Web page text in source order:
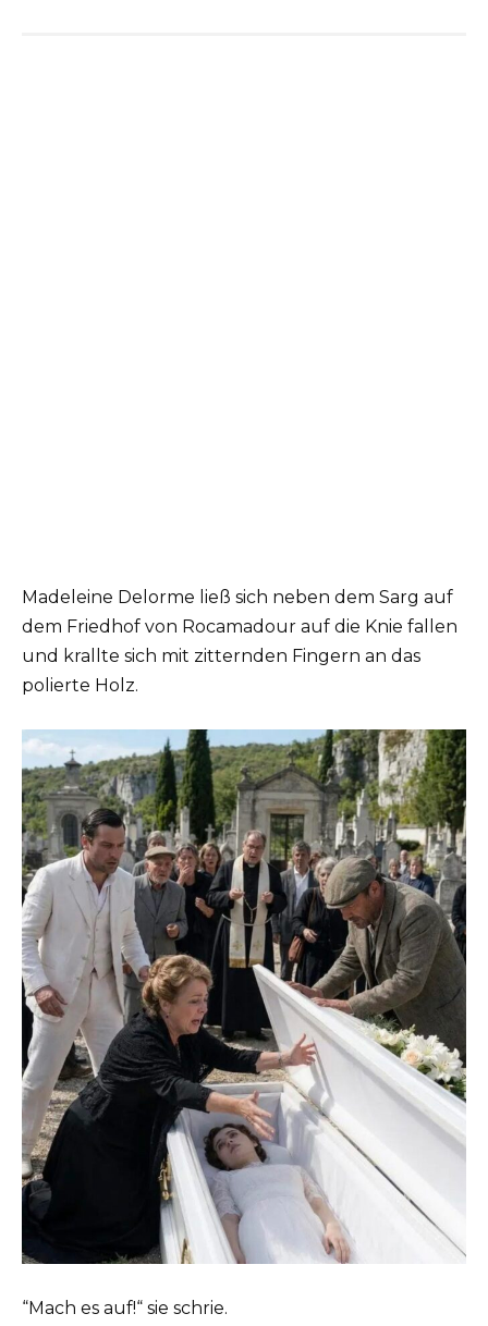
Madeleine Delorme ließ sich neben dem Sarg auf
dem Friedhof von Rocamadour auf die Knie fallen
und krallte sich mit zitternden Fingern an das
polierte Holz.
“Mach es auf!“ sie schrie.